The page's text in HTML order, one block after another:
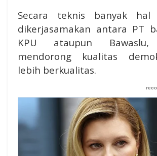
Secara teknis banyak hal
dikerjasamakan antara PT
KPU ataupun Bawaslu,
mendorong kualitas
lebih berkualitas.